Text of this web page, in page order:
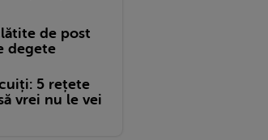
de post
degete
5 rețete
vrei nu le vei